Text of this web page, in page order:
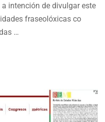
intención de divulgar este
fraseolóxicas co
…